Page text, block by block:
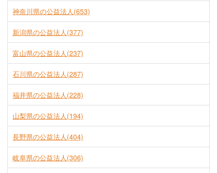
神奈川県の公益法人(653)
新潟県の公益法人(377)
富山県の公益法人(237)
石川県の公益法人(287)
福井県の公益法人(228)
山梨県の公益法人(194)
長野県の公益法人(404)
岐阜県の公益法人(306)